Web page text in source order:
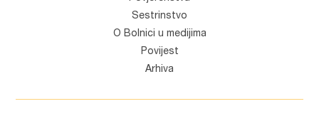
Sestrinstvo
O Bolnici u medijima
Povijest
Arhiva